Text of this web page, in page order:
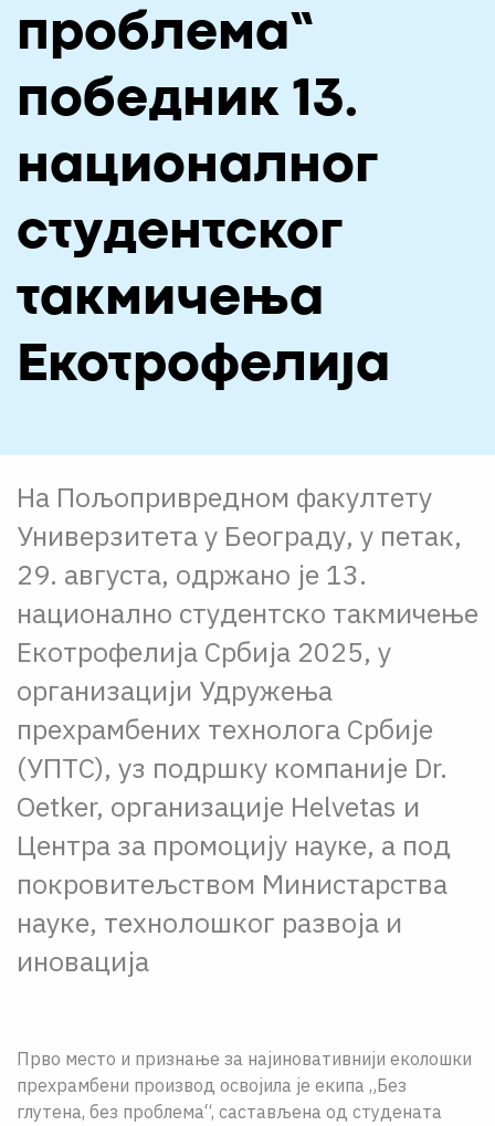
проблема“
победник 13.
националног
студентског
такмичења
Екотрофелија
На Пољопривредном факултету
Универзитета у Београду, у петак,
29. августа, одржано је 13.
национално студентско такмичење
Екотрофелија Србија 2025, у
организацији Удружења
прехрамбених технолога Србије
(УПТС), уз подршку компаније Dr.
Oetker, организације Helvetas и
Центра за промоцију науке, а под
покровитељством Министарства
науке, технолошког развоја и
иновација
Прво место и признање за најиновативнији еколошки
прехрамбени производ освојила је екипа „Без
глутена, без проблема“, састављена од студената